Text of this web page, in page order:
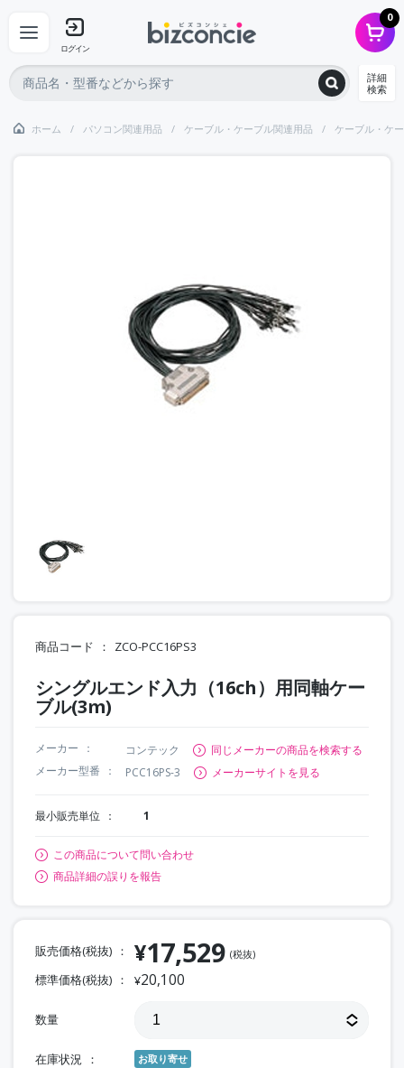
ログイン
0
詳細
検索
ホーム パソコン関連用品 ケーブル・ケーブル関連用品 ケーブル・ケ
商品コード ZCO-PCC16PS3
シングルエンド入力（16ch）用同軸ケー
ブル(3m)
メーカー コンテック
同じメーカーの商品を検索する
メーカー型番
PCC16PS-3 メーカーサイトを見る
最小販売単位 1
この商品について問い合わせ
商品詳細の誤りを報告
販売価格(税抜) ¥17,529 (税抜)
標準価格(税抜) ¥20,100
数量
在庫状況 お取り寄せ